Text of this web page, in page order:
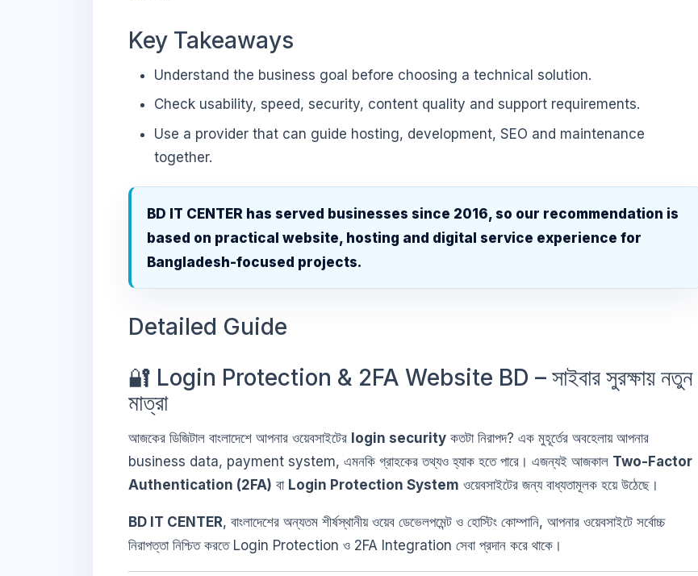
Key Takeaways
Understand the business goal before choosing a technical solution.
Check usability, speed, security, content quality and support requirements.
Use a provider that can guide hosting, development, SEO and maintenance
together.
BD IT CENTER has served businesses since 2016, so our recommendation is
based on practical website, hosting and digital service experience for
Bangladesh-focused projects.
Detailed Guide
🔐 Login Protection & 2FA Website BD – সাইবার সুরক্ষায় নতুন
মাত্রা
আজকের ডিজিটাল বাংলাদেশে আপনার ওয়েবসাইটের login security কতটা নিরাপদ? এক মুহূর্তের অবহেলায় আপনার
business data, payment system, এমনকি গ্রাহকের তথ্যও হ্যাক হতে পারে। এজন্যই আজকাল Two-Factor
Authentication (2FA) বা Login Protection System ওয়েবসাইটের জন্য বাধ্যতামূলক হয়ে উঠেছে।
BD IT CENTER, বাংলাদেশের অন্যতম শীর্ষস্থানীয় ওয়েব ডেভেলপমেন্ট ও হোস্টিং কোম্পানি, আপনার ওয়েবসাইটে সর্বোচ্চ
নিরাপত্তা নিশ্চিত করতে Login Protection ও 2FA Integration সেবা প্রদান করে থাকে।